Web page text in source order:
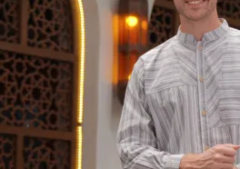
Gamis Dewasa
Baju Koko Dewasa